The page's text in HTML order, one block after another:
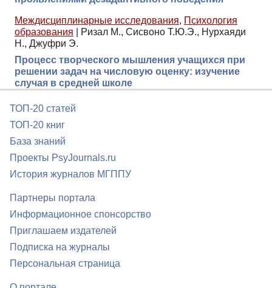
Междисциплинарные исследования, Психология
образования
Ризал М., Сисвоно Т.Ю.Э., Нурхаяди
Н., Джуфри Э.
Процесс творческого мышления учащихся при
решении задач на числовую оценку: изучение
случая в средней школе
ТОП-20 статей
ТОП-20 книг
База знаний
Проекты PsyJournals.ru
История журналов МГППУ
Партнеры портала
Информационное спонсорство
Приглашаем издателей
Подписка на журналы
Персональная страница